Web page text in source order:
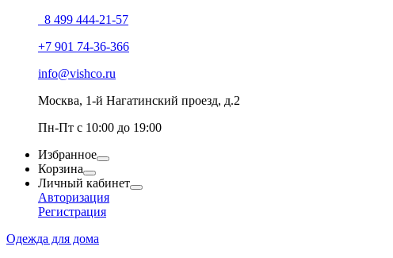
8 499 444-21-57
+7 901 74-36-366
info@vishco.ru
Москва, 1-й Нагатинский проезд, д.2
Пн-Пт с 10:00 до 19:00
Избранное
Корзина
Личный кабинет
Авторизация
Регистрация
Одежда для дома